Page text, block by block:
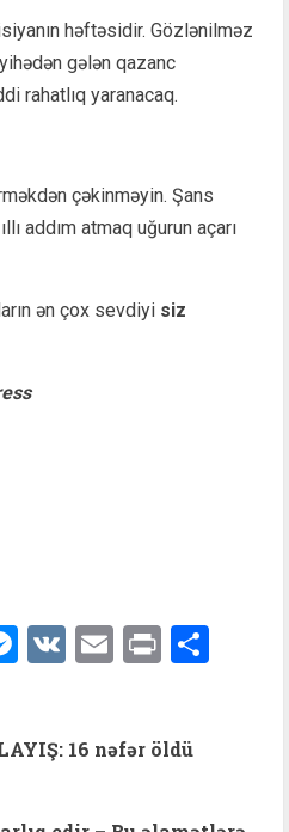
həftəsidir. Gözlənilməz
gələn qazanc
rahatlıq yaranacaq.
çəkinməyin. Şans
addım atmaq uğurun açarı
ən çox sevdiyi siz
Messenger
VK Email
Print
16 nəfər öldü